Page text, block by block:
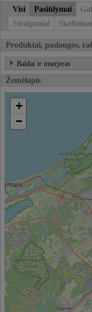
Visi Pasiūlymai
Straipsniai
Skelbimai
Produktai, paslaugos,
Baldai ir interjeras
Žemėlapis
+
−